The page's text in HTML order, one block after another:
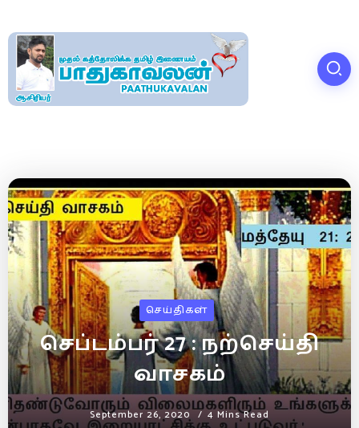
செய்திகள்
செப்டம்பர் 27 : நற்செய்தி
வாசகம்
September 26, 2020 4 Mins Read